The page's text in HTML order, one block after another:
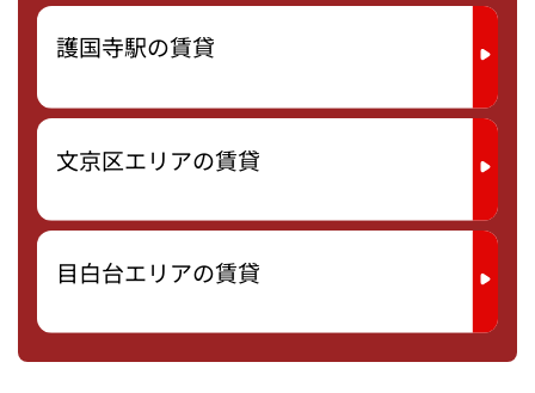
護国寺駅の賃貸
文京区エリアの賃貸
目白台エリアの賃貸